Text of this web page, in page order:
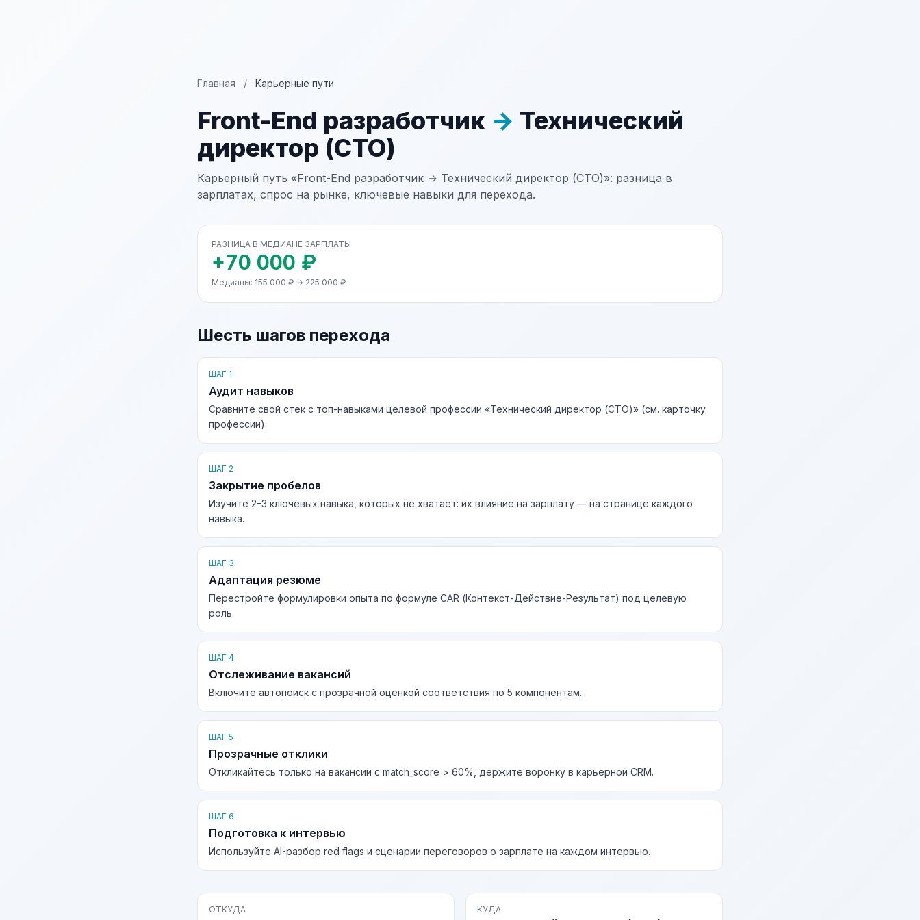
Главная / Карьерные пути
Front-End разработчик → Технический
директор (CTO)
Карьерный путь «Front-End разработчик → Технический директор (CTO)»: разница в
зарплатах, спрос на рынке, ключевые навыки для перехода.
РАЗНИЦА В МЕДИАНЕ ЗАРПЛАТЫ
+70 000 ₽
Медианы: 155 000 ₽ → 225 000 ₽
Шесть шагов перехода
ШАГ 1
Аудит навыков
Сравните свой стек с топ-навыками целевой профессии «Технический директор (CTO)» (см. карточку
профессии).
ШАГ 2
Закрытие пробелов
Изучите 2–3 ключевых навыка, которых не хватает: их влияние на зарплату — на странице каждого
навыка.
ШАГ 3
Адаптация резюме
Перестройте формулировки опыта по формуле CAR (Контекст-Действие-Результат) под целевую
роль.
ШАГ 4
Отслеживание вакансий
Включите автопоиск с прозрачной оценкой соответствия по 5 компонентам.
ШАГ 5
Прозрачные отклики
Откликайтесь только на вакансии с match_score > 60%, держите воронку в карьерной CRM.
ШАГ 6
Подготовка к интервью
Используйте AI-разбор red flags и сценарии переговоров о зарплате на каждом интервью.
ОТКУДА КУДА